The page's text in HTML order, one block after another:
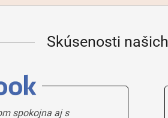
Skúsenosti
spokojna aj s